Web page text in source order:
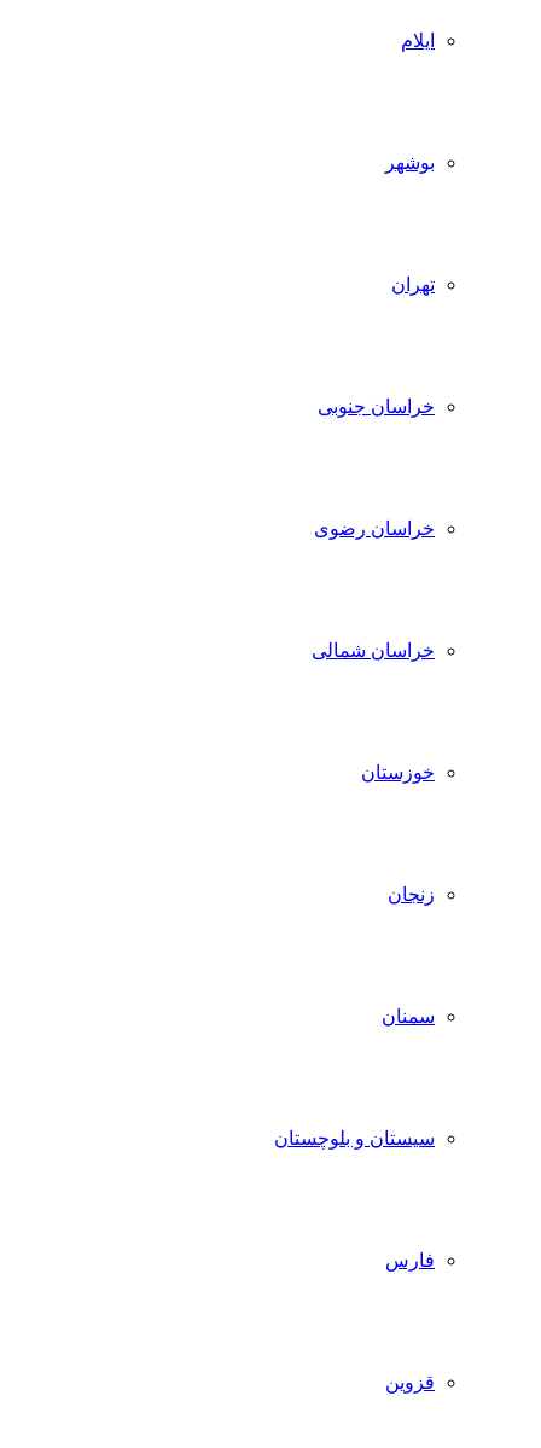
ایلام
بوشهر
تهران
خراسان جنوبی
خراسان رضوی
خراسان شمالی
خوزستان
زنجان
سمنان
سیستان و بلوچستان
فارس
قزوین